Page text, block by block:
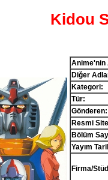
Kidou
Anime'nin
Diğer
Kategori:
Tür:
Gönderen:
Resmi
Bölüm
Yayım
Firma/